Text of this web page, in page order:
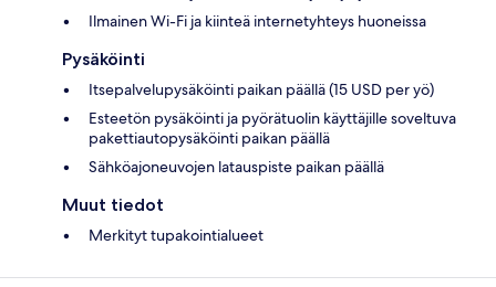
Ilmainen Wi-Fi ja kiinteä internetyhteys huoneissa
Pysäköinti
Itsepalvelupysäköinti paikan päällä (15 USD per yö)
Esteetön pysäköinti ja pyörätuolin käyttäjille soveltuva
pakettiautopysäköinti paikan päällä
Sähköajoneuvojen latauspiste paikan päällä
Muut tiedot
Merkityt tupakointialueet